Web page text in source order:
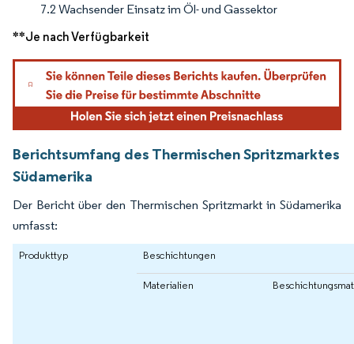
7.2 Wachsender Einsatz im Öl- und Gassektor
**Je nach Verfügbarkeit
Berichtsumfang des Thermischen Spritzmarktes
Südamerika
Der Bericht über den Thermischen Spritzmarkt in Südamerika
umfasst:
Produkttyp Beschichtungen
Materialien